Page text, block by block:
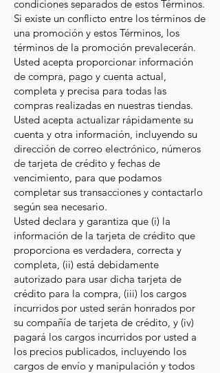
condiciones separados de estos Términos.
Si existe un conflicto entre los términos de
una promoción y estos Términos, los
términos de la promoción prevalecerán.
Usted acepta proporcionar información
de compra, pago y cuenta actual,
completa y precisa para todas las
compras realizadas en nuestras tiendas.
Usted acepta actualizar rápidamente su
cuenta y otra información, incluyendo su
dirección de correo electrónico, números
de tarjeta de crédito y fechas de
vencimiento, para que podamos
completar sus transacciones y contactarlo
según sea necesario.
Usted declara y garantiza que (i) la
información de la tarjeta de crédito que
proporciona es verdadera, correcta y
completa, (ii) está debidamente
autorizado para usar dicha tarjeta de
crédito para la compra, (iii) los cargos
incurridos por usted serán honrados por
su compañía de tarjeta de crédito, y (iv)
pagará los cargos incurridos por usted a
los precios publicados, incluyendo los
cargos de envío y manipulación y todos